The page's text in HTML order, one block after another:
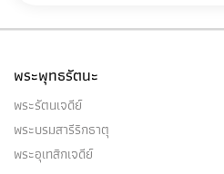
พระพุทธรัตนะ
พระรัตนเจดีย์
พระบรมสารีริกธาตุ
พระอุเทสิกเจดีย์